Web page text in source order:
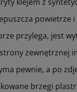
powietrze
przylega, jest
zewnętrznej
pewnie, a po
brzegi